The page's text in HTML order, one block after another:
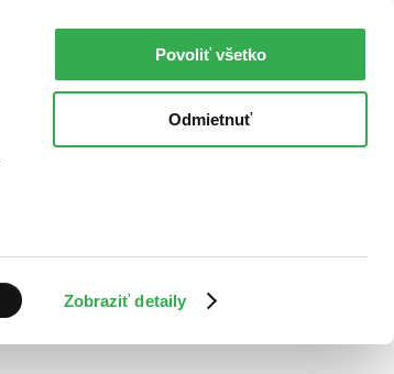
Zobraziť detaily
Povoliť všetko
Odmietnuť